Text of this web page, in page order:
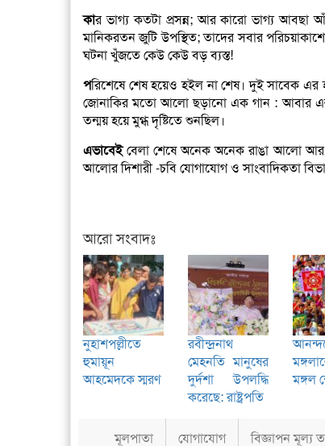
কার ভাগ্য কতটা প্রসন্ন; আর কারো ভাগ্য আবছা
মানিকরতন জুটি উপস্থিত; তাদের সবার
ঘটনা খুঁজতে কেউ কেউ বড় ব্যস্ত!
পরিশেষে শেষ হয়েও হইল না শেষ। দুই সাবেক এর
জোনাকির মতো আলো ছড়ানো এক গান : আবার
তন্ময় হয়ে মুগ্ধ দৃষ্টিতে শুনছিল।
এভাবেইবেলা শেষে অনেক অনেক রাঙা আলো আর
আলোর দিশারী -চবি যোগাযোগ ও সাংবাদিকতা
আরো সংবাদঃ
নুহাশপল্লীতে
হুমায়ূন
আহমেদকে স্মরণ
রবীন্দ্রনাথ
মেহনতি মানুষের
দুর্দশা উপলদ্ধি
করেছে: রাষ্ট্রপতি
মঙ্গল
মূলপাতা যোগাযোগ বিজ্ঞাপন মূল্য